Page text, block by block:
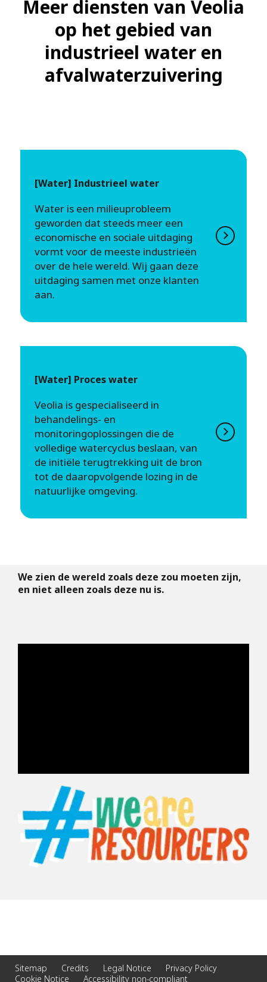
Meer diensten van Veolia
op het gebied van
industrieel water en
afvalwaterzuivering
[Water] Industrieel water
Water is een milieuprobleem
geworden dat steeds meer een
economische en sociale uitdaging
vormt voor de meeste industrieën
over de hele wereld. Wij gaan deze
uitdaging samen met onze klanten
aan.
[Water] Proces water
Veolia is gespecialiseerd in
behandelings- en
monitoringoplossingen die de
volledige watercyclus beslaan, van
de initiële terugtrekking uit de bron
tot de daaropvolgende lozing in de
natuurlijke omgeving.
We zien de wereld zoals deze zou moeten zijn,
en niet alleen zoals deze nu is.
Sitemap Credits Legal Notice
Privacy Policy
Cookie Notice
Accessibility non-compliant